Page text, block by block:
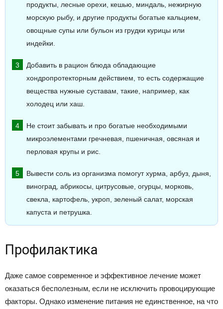
продукты, лесные орехи, кешью, миндаль, нежирную
морскую рыбу, и другие продукты богатые кальцием,
овощные супы или бульон из грудки курицы или
индейки.
Добавить в рацион блюда обладающие
хондропротекторным действием, то есть содержащие
вещества нужные суставам, такие, например, как
холодец или хаш.
Не стоит забывать и про богатые необходимыми
микроэлементами гречневая, пшеничная, овсяная и
перловая крупы и рис.
Вывести соль из организма помогут хурма, арбуз, дыня,
виноград, абрикосы, цитрусовые, огурцы, морковь,
свекла, картофель, укроп, зеленый салат, морская
капуста и петрушка.
Профилактика
Даже самое современное и эффективное лечение может
оказаться бесполезным, если не исключить провоцирующие
факторы. Однако изменение питания не единственное, на что